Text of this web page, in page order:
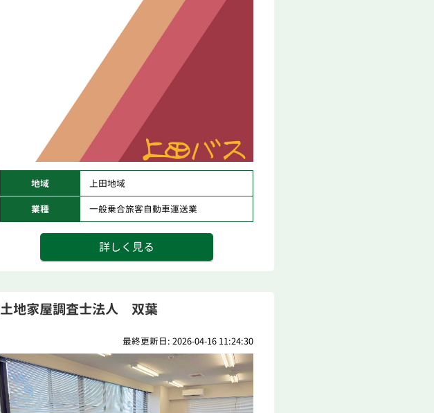
地域 上田地域
業種 一般乗合旅客自動車運送業
詳しく見る
土地家屋調査士法人 双葉
最終更新日: 2026-04-16 11:24:30